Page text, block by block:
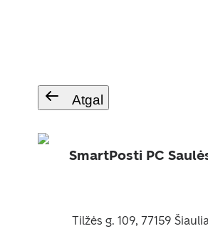
Atgal
SmartPosti PC
Tilžės g. 109, 77159